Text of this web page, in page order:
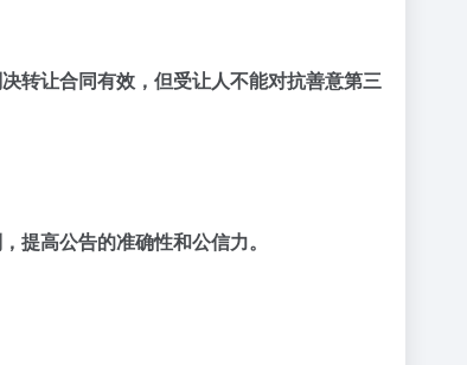
转让合同有效，但受让人不能对抗善意第三
提高公告的准确性和公信力。